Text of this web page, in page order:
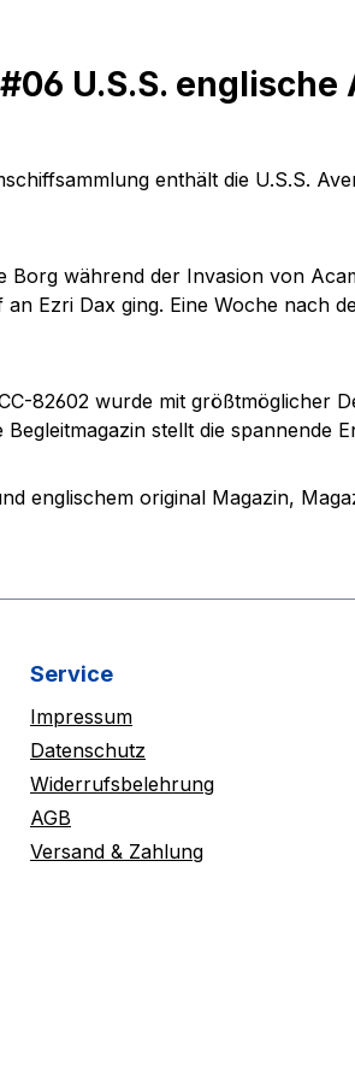
U.S.S.
enthält die U.S.S.
Borg während der Invasion von
Ezri Dax ging. Eine Woche
82602 wurde mit größtmöglicher
stellt die spannende
englischem original Magazin,
Service
Impressum
Datenschutz
Widerrufsbelehrung
AGB
Versand & Zahlung